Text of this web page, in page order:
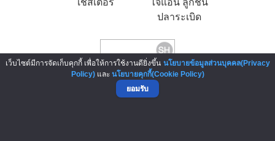
เชสเตอร์
ไจแอ้น ลูกชิ้น
ปลาระเบิด
เว็บไซต์มีการจัดเก็บคุกกี้ เพื่อให้การใช้งานดียิ่งขึ้น นโยบายข้อมูลส่วนบุคคล(Privacy
Policy)และ นโยบายคุกกี้(Cookie Policy)
ยอมรับ